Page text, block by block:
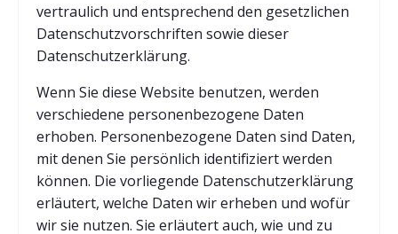
vertraulich und entsprechend den gesetzlichen
Datenschutzvorschriften sowie dieser
Datenschutzerklärung.
Wenn Sie diese Website benutzen, werden
verschiedene personenbezogene Daten
erhoben. Personenbezogene Daten sind Daten,
mit denen Sie persönlich identifiziert werden
können. Die vorliegende Datenschutzerklärung
erläutert, welche Daten wir erheben und wofür
wir sie nutzen. Sie erläutert auch, wie und zu